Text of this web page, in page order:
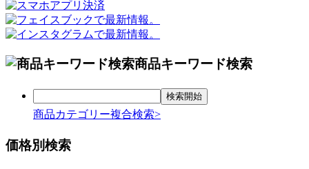
商品キーワード検索
商品カテゴリー複合検索>
価格別検索